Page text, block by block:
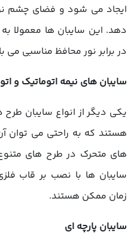
ایجاد می شود و فضای چشم
دهد. این سایبان ها معمولا
در برابر نور محافظ مناسبی می
سایبان های نیمه اتوماتیک و
یکی دیگر از انواع سایبان طرح
هستند که به راحتی می توان
های متحرک در طرح های
سایبان ها با نصب بر قاب
زمان ممکن هستند.
سایبان پارچه ای